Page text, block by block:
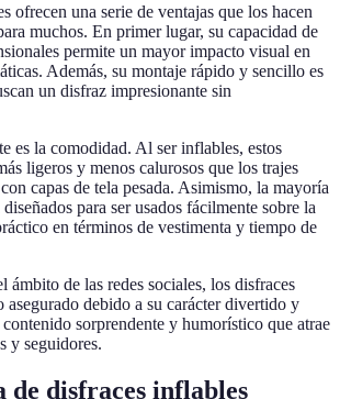
ofrecen una serie de ventajas que los hacen
muchos. En primer lugar, su capacidad de
permite un mayor impacto visual en
Además, su montaje rápido y sencillo es
un disfraz impresionante sin
es la comodidad. Al ser inflables, estos
ligeros y menos calurosos que los trajes
capas de tela pesada. Asimismo, la mayoría
para ser usados fácilmente sobre la
en términos de vestimenta y tiempo de
ámbito de las redes sociales, los disfraces
asegurado debido a su carácter divertido y
sorprendente y humorístico que atrae
y seguidores.
de disfraces inflables